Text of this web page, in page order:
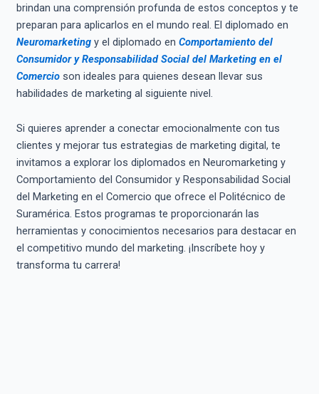
brindan una comprensión profunda de estos conceptos y te
preparan para aplicarlos en el mundo real. El diplomado en
Neuromarketingy el diplomado en Comportamiento del
Consumidor y Responsabilidad Social del Marketing en el
Comercioson ideales para quienes desean llevar sus
habilidades de marketing al siguiente nivel.
Si quieres aprender a conectar emocionalmente con tus
clientes y mejorar tus estrategias de marketing digital, te
invitamos a explorar los diplomados en Neuromarketing y
Comportamiento del Consumidor y Responsabilidad Social
del Marketing en el Comercio que ofrece el Politécnico de
Suramérica. Estos programas te proporcionarán las
herramientas y conocimientos necesarios para destacar en
el competitivo mundo del marketing. ¡Inscríbete hoy y
transforma tu carrera!